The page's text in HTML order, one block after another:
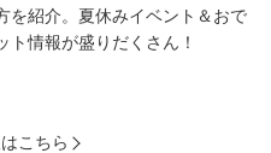
を紹介。夏休みイベント＆おで
ト情報が盛りだくさん！
こちら